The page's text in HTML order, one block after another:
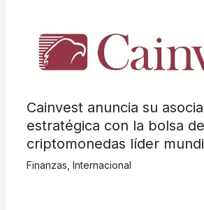
Cainvest anuncia su
estratégica con la bolsa de
criptomonedas líder
Finanzas Internacional